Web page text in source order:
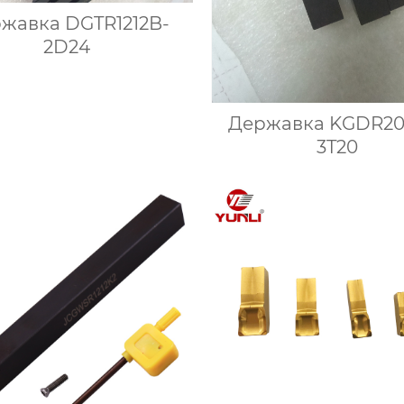
DGTR1212B-
2D24
Державка
3T20